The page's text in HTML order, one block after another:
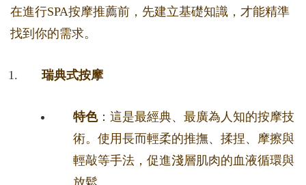
在進行SPA按摩推薦前，先建立基礎知識，才能精準
找到你的需求。
瑞典式按摩
特色：這是最經典、最廣為人知的按摩技
術。使用長而輕柔的推撫、揉捏、摩擦與
輕敲等手法，促進淺層肌肉的血液循環與